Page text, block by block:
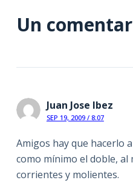
Un
Juan Jose Ibez
SEP 19, 2009 / 8:07
Amigos hay que hacerlo
como mínimo el doble,
corrientes y molientes.